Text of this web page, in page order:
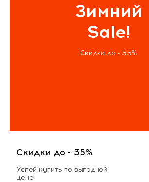
Зимний
Sale!
Скидки до - 35%
Скидки до - 35%
Успей купить по выгодной
цене!